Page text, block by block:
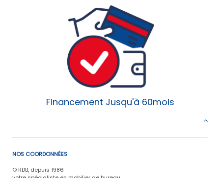
Financement Jusqu'à 60mois
NOS COORDONNÉES
© RDB, depuis 1986